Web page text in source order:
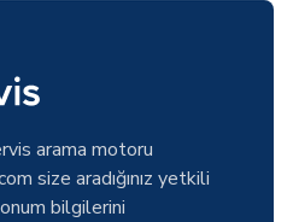
arama motoru
size aradığınız yetkili
bilgilerini